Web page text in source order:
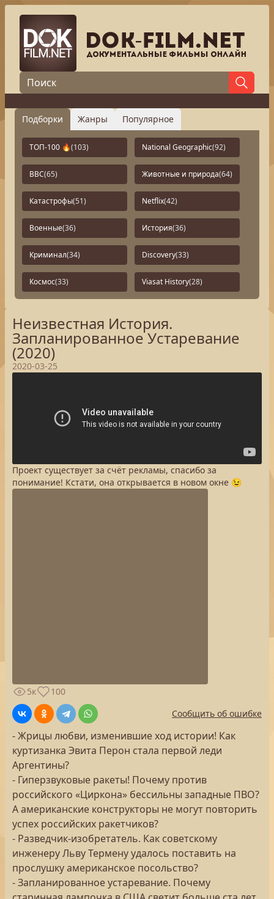
Подборки Жанры Популярное
ТОП-100 🔥(103) National Geographic(92)
BBC(65) Животные и природа(64)
Катастрофы(51) Netflix(42)
Военные(36) История(36)
Криминал(34) Discovery(33)
Космос(33) Viasat History(28)
Неизвестная История.
Запланированное Устаревание
(2020)
2020-03-25
Проект существует за счёт рекламы, спасибо за
понимание! Кстати, она открывается в новом окне 😉
5к
100
Сообщить об ошибке
- Жрицы любви, изменившие ход истории! Как
куртизанка Эвита Перон стала первой леди
Аргентины?
- Гиперзвуковые ракеты! Почему против
российского «Циркона» бессильны западные ПВО?
А американские конструкторы не могут повторить
успех российских ракетчиков?
- Разведчик-изобретатель. Как советскому
инженеру Льву Термену удалось поставить на
прослушку американское посольство?
- Запланированное устаревание. Почему